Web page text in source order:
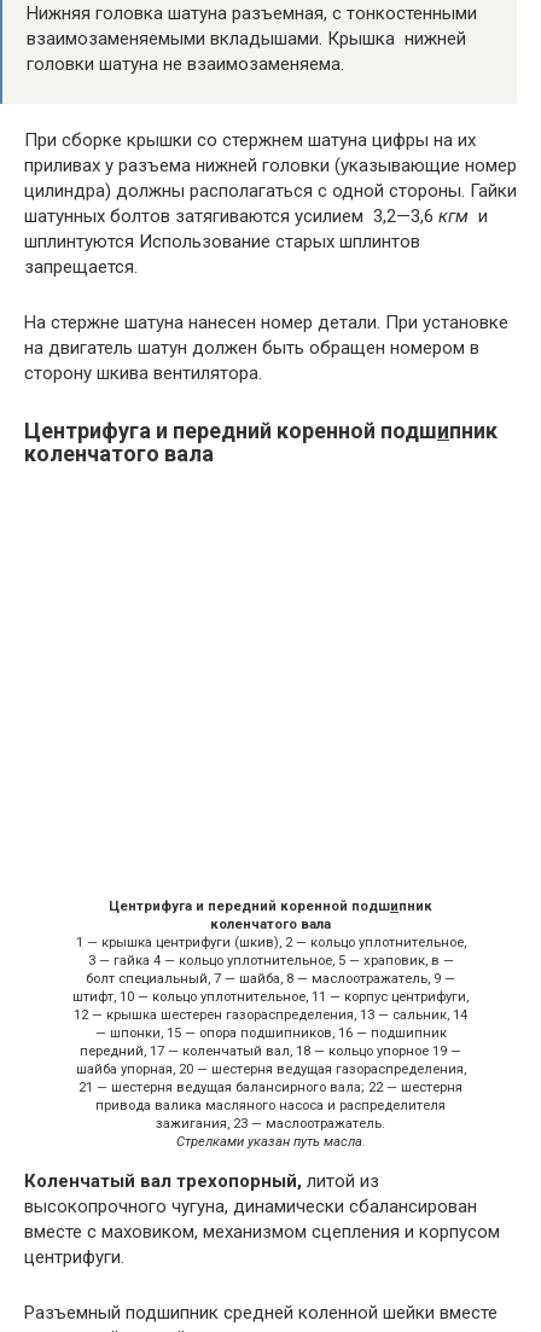
Нижняя головка шатуна разъемная, с тонкостенными
взаимозаменяемыми вкладышами. Крышка нижней
головки шатуна не взаимозаменяема.
При сборке крышки со стержнем шатуна цифры на их
приливах у разъема нижней головки (указывающие номер
цилиндра) должны располагаться с одной стороны. Гайки
шатунных болтов затягиваются усилием 3,2—3,6 кгм и
шплинтуются Использование старых шплинтов
запрещается.
На стержне шатуна нанесен номер детали. При установке
на двигатель шатун должен быть обращен номером в
сторону шкива вентилятора.
Центрифуга и передний коренной подшипник
коленчатого вала
Центрифуга и передний коренной подшипник
коленчатого вала
1 — крышка центрифуги (шкив), 2 — кольцо уплотнительное,
3 — гайка 4 — кольцо уплотнительное, 5 — храповик, в —
болт специальный, 7 — шайба, 8 — маслоотражатель, 9 —
штифт, 10 — кольцо уплотнительное, 11 — корпус центрифуги,
12 — крышка шестерен газораспределения, 13 — сальник, 14
— шпонки, 15 — опора подшипников, 16 — подшипник
передний, 17 — коленчатый вал, 18 — кольцо упорное 19 —
шайба упорная, 20 — шестерня ведущая газораспределения,
21 — шестерня ведущая балансирного вала; 22 — шестерня
привода валика масляного насоса и распределителя
зажигания, 23 — маслоотражатель.
Стрелками указан путь масла.
Коленчатый вал трехопорный, литой из
высокопрочного чугуна, динамически сбалансирован
вместе с маховиком, механизмом сцепления и корпусом
центрифуги.
Разъемный подшипник средней коленной шейки вместе